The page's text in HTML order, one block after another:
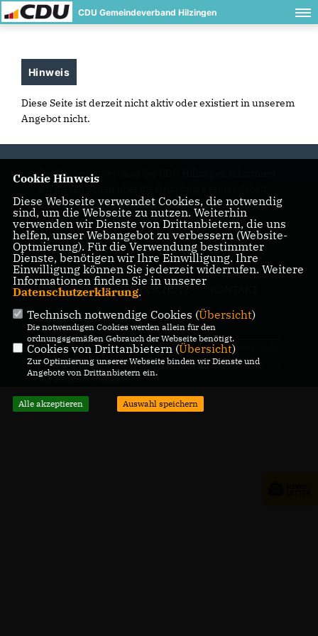
CDU Gemeindeverband Hilzingen
Hinweis
Diese Seite ist derzeit nicht aktiv oder existiert in unserem
Angebot nicht.
Der Gemeindeverband der CDU Hilzingen informiert
und Aktivitäten der Gemeinde Hilzingen im Hegau
mit seinen Ortsteilen Riedheim, Weiterdingen,
Binningen, Duchtlingen und Schlatt am Randen.
IMPRESSUM DATENSCHUTZ
Mitgliederbereich
@2026 CDU Gemeindeverband
Hilzingen
Alle Rechte vorbehalten.
Realisation: Sharkness Media
GmbH & Co. KG
Cookie Hinweis
Diese Webseite verwendet Cookies, die notwendig
sind, um die Webseite zu nutzen. Weiterhin
verwenden wir Dienste von Drittanbietern, die uns
helfen, unser Webangebot zu verbessern (Website-
Optmierung). Für die Verwendung bestimmter
Dienste, benötigen wir Ihre Einwilligung. Ihre
Einwilligung können Sie jederzeit widerrufen. Weitere
Informationen finden Sie in unserer
Datenschutzerklärung.
Technisch notwendige Cookies (Übersicht)
Die notwendigen Cookies werden allein für den
ordnungsgemäßen Gebrauch der Webseite benötigt.
Cookies von Drittanbietern (Übersicht)
Zur Optimierung unserer Webseite binden wir Dienste und
Angebote von Drittanbietern ein.
Alle akzeptieren Auswahl speichern